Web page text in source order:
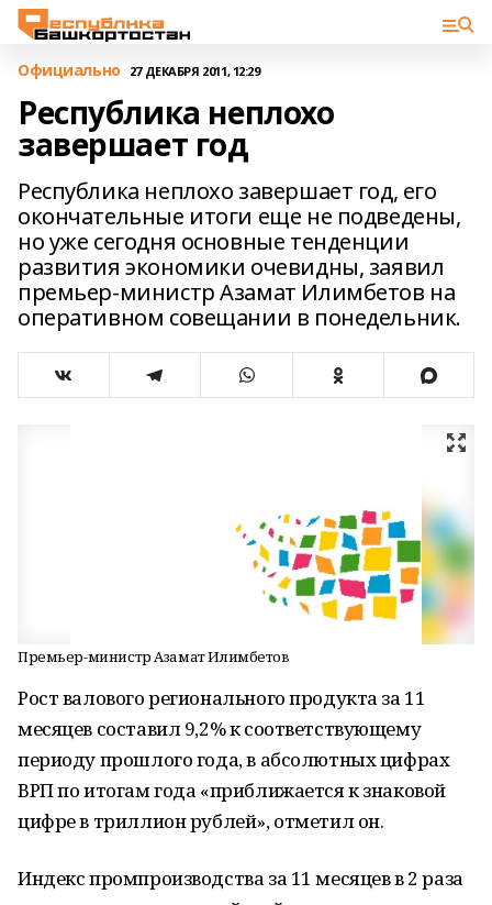
Официально 27 ДЕКАБРЯ 2011, 12:29
Республика неплохо
завершает год
Республика неплохо завершает год, его
окончательные итоги еще не подведены,
но уже сегодня основные тенденции
развития экономики очевидны, заявил
премьер-министр Азамат Илимбетов на
оперативном совещании в понедельник.
Премьер-министр Азамат Илимбетов
Рост валового регионального продукта за 11
месяцев составил 9,2% к соответствующему
периоду прошлого года, в абсолютных цифрах
ВРП по итогам года «приближается к знаковой
цифре в триллион рублей», отметил он.
Индекс промпроизводства за 11 месяцев в 2 раза